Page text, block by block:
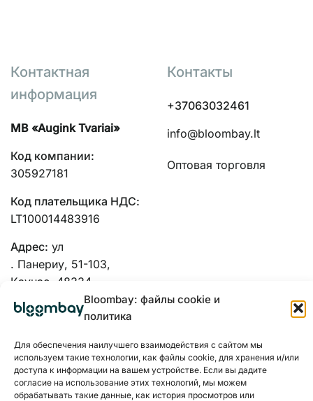
Bloombay: файлы cookie и
политика
Для обеспечения наилучшего взаимодействия с сайтом мы
используем такие технологии, как файлы cookie, для хранения и/или
доступа к информации на вашем устройстве. Если вы дадите
согласие на использование этих технологий, мы можем
обрабатывать такие данные, как история просмотров или
Контактная
информация
MB «Augink Tvariai»
Код компании:
305927181
Код плательщика НДС:
LT100014483916
Адрес: ул
. Панериу, 51-103,
Каунас, 48334
Контакты
+37063032461
info@bloombay.lt
Оптовая торговля